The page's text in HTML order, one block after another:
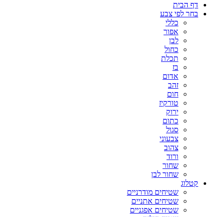
דף הבית
בחר לפי צבע
כללי
אפור
לבן
כחול
תכלת
בז
אדום
זהב
חום
טורקיז
ירוק
כתום
סגול
צבעוני
צהוב
ורוד
שחור
שחור לבן
קטלוג
שטיחים מודרניים
שטיחים אתניים
שטיחים אפגניים